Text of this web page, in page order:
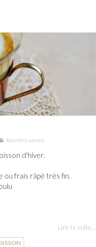
Recettes saines
d'hiver.
ou frais râpé très fin.
Lire la suite...